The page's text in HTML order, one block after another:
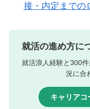
接・内定までの
就活の進め方に
就活浪人経験と300
況に合
キャリア